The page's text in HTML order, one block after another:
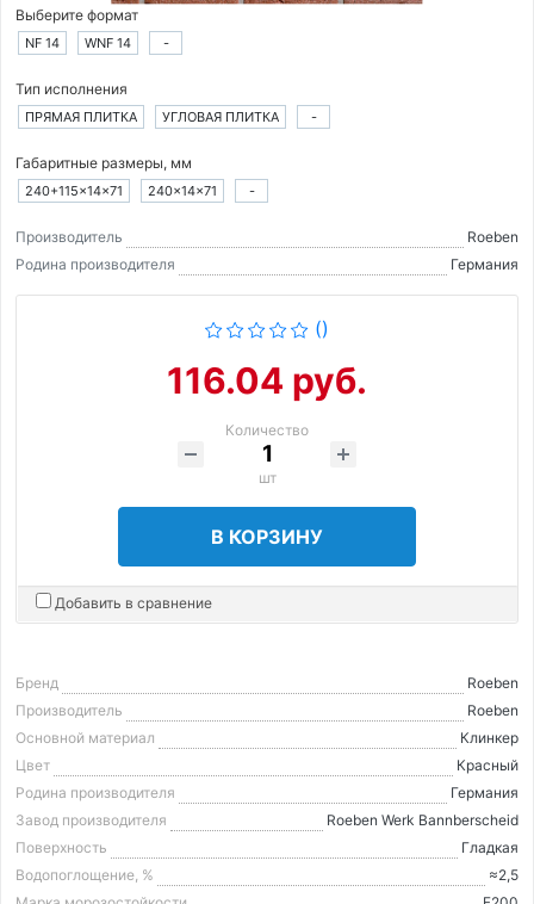
Выберите формат
NF 14 WNF 14 -
Тип исполнения
ПРЯМАЯ ПЛИТКА УГЛОВАЯ ПЛИТКА -
Габаритные размеры, мм
240+115×14×71 240×14×71 -
Производитель
Roeben
Родина производителя
Германия
()
116.04 руб.
Количество
шт
В КОРЗИНУ
Добавить в сравнение
Бренд
Roeben
Производитель
Roeben
Основной материал
Клинкер
Цвет
Красный
Родина производителя
Германия
Завод производителя
Roeben Werk Bannberscheid
Поверхность
Гладкая
Водопоглощение, %
≈2,5